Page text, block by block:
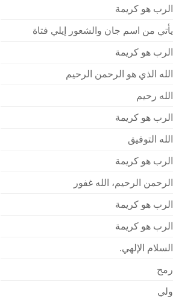
الرب هو كريمة
يأتي من اسم جان والشعور إيلي فتاة
الرب هو كريمة
الله الذي هو الرحمن الرحيم
الله رحيم
الرب هو كريمة
الله التوفيق
الرب هو كريمة
الرحمن الرحيم، الله غفور
الرب هو كريمة
الرب هو كريمة
السلام الإلهي.
رمح
ولي